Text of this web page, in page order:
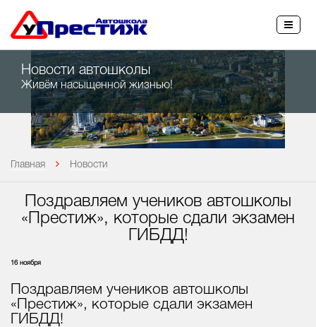
Новости автошколы
Живём насыщенной жизнью!
Главная Новости
Поздравляем учеников автошколы
«Престиж», которые сдали экзамен
ГИБДД!
16 ноября
Поздравляем учеников автошколы
«Престиж», которые сдали экзамен
ГИБДД!